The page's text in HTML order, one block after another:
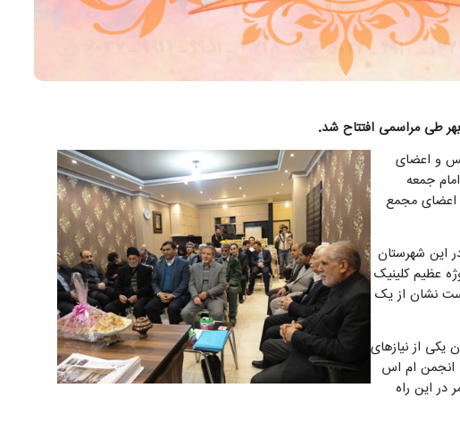
طی مراسمی افتتاح شد.
و اعضای
جمعه
اعضای مجمع
این شهرستان
عظیم کلینیک
نشان از یک
یکی از نیازهای
انجمن ام اس
در این راه